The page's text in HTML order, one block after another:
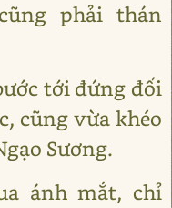
phải thán
tới đứng đối
cũng vừa khéo
Sương.
ánh mắt, chỉ